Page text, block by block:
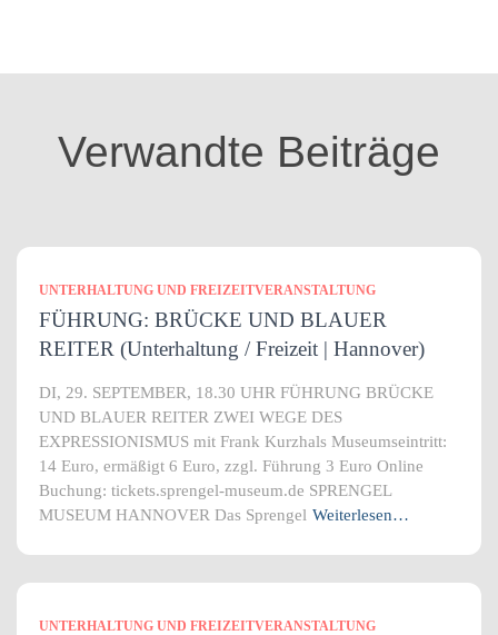
o
Verwandte Beiträge
UNTERHALTUNG UND FREIZEITVERANSTALTUNG
FÜHRUNG: BRÜCKE UND BLAUER
REITER (Unterhaltung / Freizeit | Hannover)
DI, 29. SEPTEMBER, 18.30 UHR FÜHRUNG BRÜCKE
UND BLAUER REITER ZWEI WEGE DES
EXPRESSIONISMUS mit Frank Kurzhals Museumseintritt:
14 Euro, ermäßigt 6 Euro, zzgl. Führung 3 Euro Online
Buchung: tickets.sprengel-museum.de SPRENGEL
MUSEUM HANNOVER Das Sprengel Weiterlesen…
UNTERHALTUNG UND FREIZEITVERANSTALTUNG